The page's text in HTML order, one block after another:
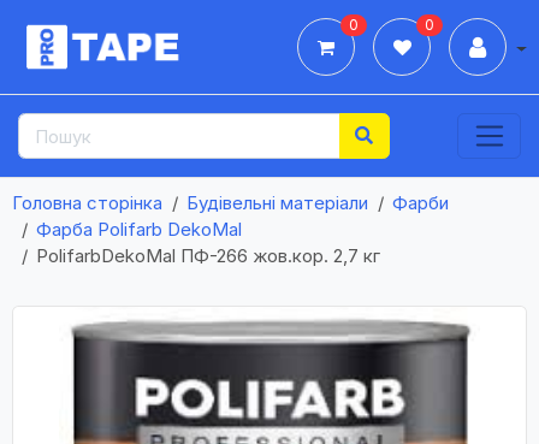
0 0
Головна сторінка Будівельні матеріали
Фарби
Фарба Polifarb DekoMal
PolifarbDekoMal ПФ-266 жов.кор. 2,7 кг